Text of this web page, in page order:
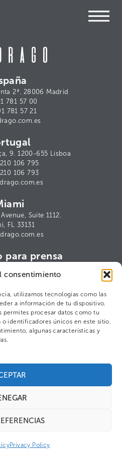
consentimiento
utilizamos tecnologías como las
a información de tu dispositivo.
permites procesar datos como tu
identificadores únicos en este sitio.
algunas características y
Privacy Policy
2ª. 28006 Madrid
781 57 00
781 57 21
9. 1200-655 Lisboa
106 795
106 793
Suite 1112.
FL 33131
para prensa